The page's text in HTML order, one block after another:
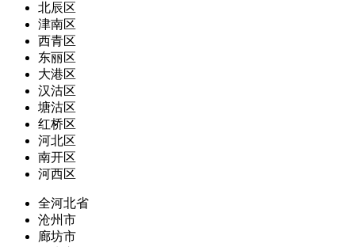
北辰区
津南区
西青区
东丽区
大港区
汉沽区
塘沽区
红桥区
河北区
南开区
河西区
全河北省
沧州市
廊坊市